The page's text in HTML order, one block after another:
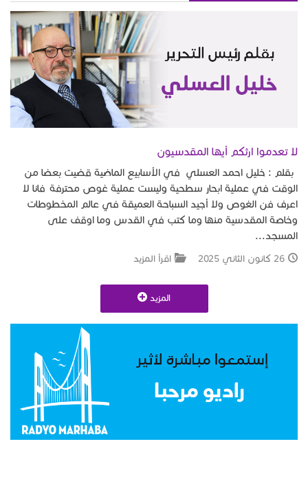
لا تعدموا ارثكم أيها المقدسيون
بقلم : خليل احمد العسلي في الأسابيع الماضية قضيت بعضا من
الوقت في عملية ابحار سطحية وليست عملية غوص محترفة فانا لا
اعرف فن الغوص ولا أجيد السباحة العميقة في عالم المخطوطات
وخاصة المقدسية منها وما كتب في القدس وما اوقف على
المسجد...
26 كانون الثاني 2025 اقرأ المزيد
المزيد